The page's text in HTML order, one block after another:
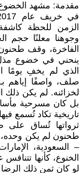
مقدمة: مشهد الخضوع
الزمن للحظة
وجوهنا معلنًا حجم
الفاخرة، وقف
ينحني في خضوع مذل
الذي لم يخفِ يومًا
صلف، واصفًا إياهم
لخزائنه. لم يكن ذلك
بل كان مسرحية
تاريخية تكاد تُسمع
ثرواتها تُساق
طحنون لم يكن
– السعودية،
الخنوع، كأنها
لو كان ثمن ذلك الرضا